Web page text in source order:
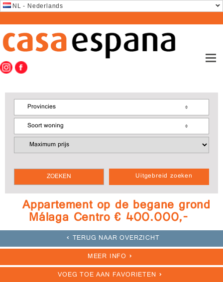
NL - Nederlands
Uitgebreid zoeken
Provincies
Soort woning
Appartement op de begane grond
Málaga Centro € 400.000,-
TERUG NAAR OVERZICHT
MEER INFO
VOEG TOE AAN FAVORIETEN